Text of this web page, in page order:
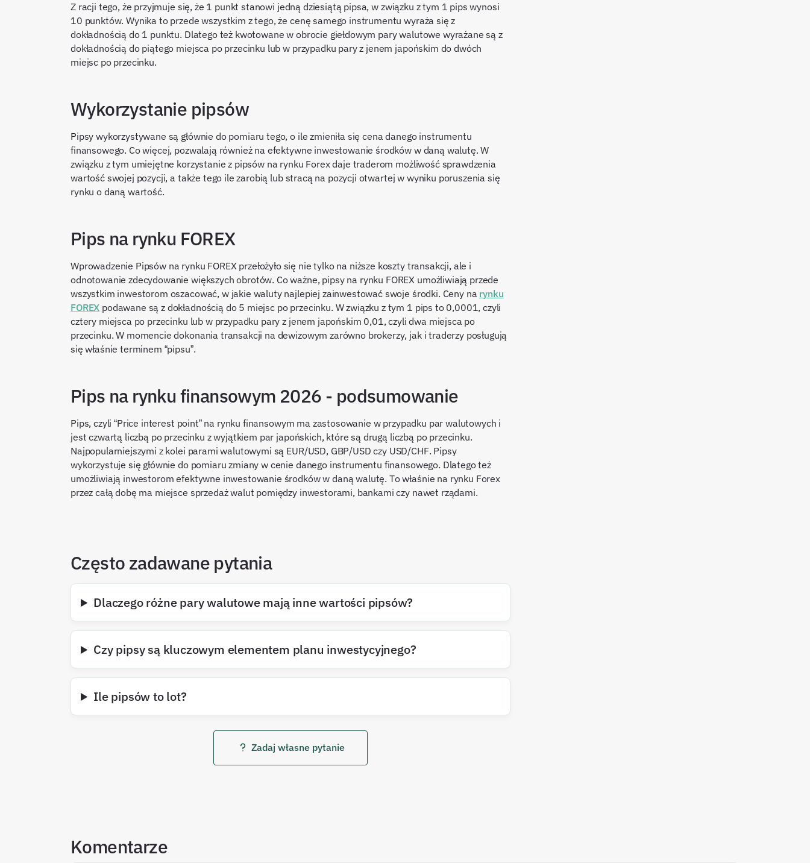
Z racji tego, że przyjmuje się, że 1 punkt stanowi jedną dziesiątą pipsa, w związku z tym 1 pips wynosi
10 punktów. Wynika to przede wszystkim z tego, że cenę samego instrumentu wyraża się z
dokładnością do 1 punktu. Dlatego też kwotowane w obrocie giełdowym pary walutowe wyrażane są z
dokładnością do piątego miejsca po przecinku lub w przypadku pary z jenem japońskim do dwóch
miejsc po przecinku.
Wykorzystanie pipsów
Pipsy wykorzystywane są głównie do pomiaru tego, o ile zmieniła się cena danego instrumentu
finansowego. Co więcej, pozwalają również na efektywne inwestowanie środków w daną walutę. W
związku z tym umiejętne korzystanie z pipsów na rynku Forex daje traderom możliwość sprawdzenia
wartość swojej pozycji, a także tego ile zarobią lub stracą na pozycji otwartej w wyniku poruszenia się
rynku o daną wartość.
Pips na rynku FOREX
Wprowadzenie Pipsów na rynku FOREX przełożyło się nie tylko na niższe koszty transakcji, ale i
odnotowanie zdecydowanie większych obrotów. Co ważne, pipsy na rynku FOREX umożliwiają przede
wszystkim inwestorom oszacować, w jakie waluty najlepiej zainwestować swoje środki. Ceny na rynku
FOREX podawane są z dokładnością do 5 miejsc po przecinku. W związku z tym 1 pips to 0,0001, czyli
cztery miejsca po przecinku lub w przypadku pary z jenem japońskim 0,01, czyli dwa miejsca po
przecinku. W momencie dokonania transakcji na dewizowym zarówno brokerzy, jak i traderzy posługują
się właśnie terminem “pipsu”.
Pips na rynku finansowym 2026 - podsumowanie
Pips, czyli “Price interest point” na rynku finansowym ma zastosowanie w przypadku par walutowych i
jest czwartą liczbą po przecinku z wyjątkiem par japońskich, które są drugą liczbą po przecinku.
Najpopularniejszymi z kolei parami walutowymi są EUR/USD, GBP/USD czy USD/CHF. Pipsy
wykorzystuje się głównie do pomiaru zmiany w cenie danego instrumentu finansowego. Dlatego też
umożliwiają inwestorom efektywne inwestowanie środków w daną walutę. To właśnie na rynku Forex
przez całą dobę ma miejsce sprzedaż walut pomiędzy inwestorami, bankami czy nawet rządami.
Często zadawane pytania
Dlaczego różne pary walutowe mają inne wartości pipsów?
Czy pipsy są kluczowym elementem planu inwestycyjnego?
Ile pipsów to lot?
Zadaj własne pytanie
Komentarze